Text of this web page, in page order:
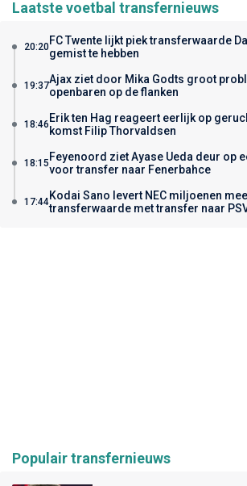
Laatste voetbal transfernieuws
20:20FC Twente lijkt piek transferwaarde
gemist te hebben
19:37Ajax ziet door Mika Godts groot
openbaren op de flanken
18:46 Erik ten Hag reageert eerlijk op
komst Filip Thorvaldsen
18:15 Feyenoord ziet Ayase Ueda deur op
voor transfer naar Fenerbahce
17:44Kodai Sano levert NEC miljoenen
transferwaarde met transfer naar
Populair transfernieuws